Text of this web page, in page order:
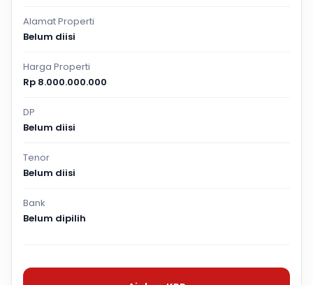
Alamat Properti
Belum diisi
Harga Properti
Rp 8.000.000.000
DP
Belum diisi
Tenor
Belum diisi
Bank
Belum dipilih